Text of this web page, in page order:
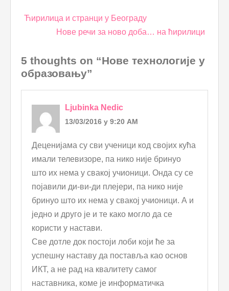
Post
navigation
Ћирилица и странци у Београду
Нове речи за ново доба… на ћирилици
5 thoughts on “Нове технологије у
образовању”
Ljubinka Nedic
13/03/2016 у 9:20 AM
Деценијама су сви ученици код својих кућа
имали телевизоре, па нико није бринуо
што их нема у свакој учионици. Онда су се
појавили ди-ви-ди плејери, па нико није
бринуо што их нема у свакој учионици. А и
једно и друго је и те како могло да се
користи у настави.
Све дотле док постоји лоби који ће за
успешну наставу да поставља као основ
ИКТ, а не рад на квалитету самог
наставника, коме је информатичка